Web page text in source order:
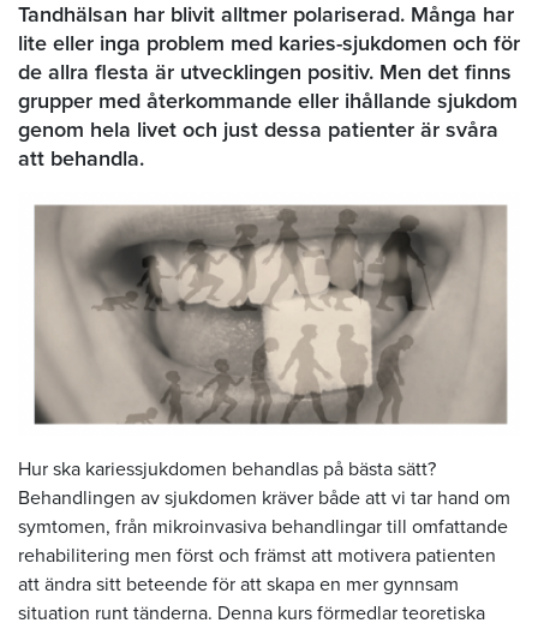
Tandhälsan har blivit alltmer polariserad. Många har
lite eller inga problem med karies-sjukdomen och för
de allra flesta är utvecklingen positiv. Men det finns
grupper med återkommande eller ihållande sjukdom
genom hela livet och just dessa patienter är svåra
att behandla.
Hur ska kariessjukdomen behandlas på bästa sätt?
Behandlingen av sjukdomen kräver både att vi tar hand om
symtomen, från mikroinvasiva behandlingar till omfattande
rehabilitering men först och främst att motivera patienten
att ändra sitt beteende för att skapa en mer gynnsam
situation runt tänderna. Denna kurs förmedlar teoretiska